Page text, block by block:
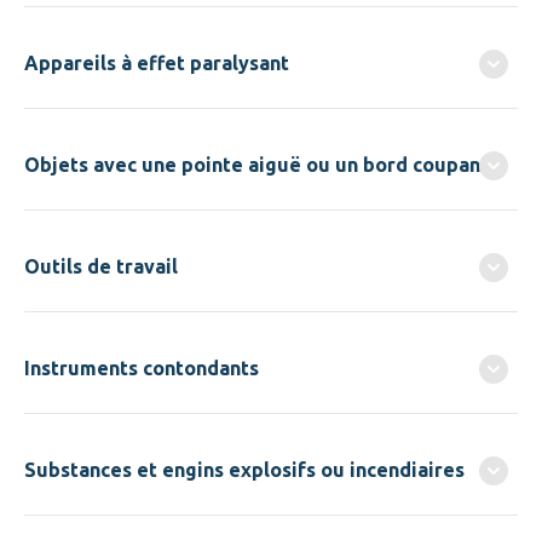
​​​​​​​Appareils à effet paralysant
Objets avec une pointe aiguë ou un bord coupant
Outils de travail
Instruments contondants
Substances et engins explosifs ou incendiaires